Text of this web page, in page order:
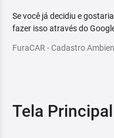
Se você já decidiu e
fazer isso através do
FuraCAR - Cadastro
Tela Principal